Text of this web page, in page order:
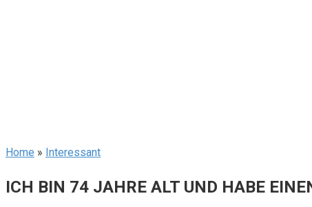
Home » Interessant
ICH BIN 74 JAHRE ALT UND HABE